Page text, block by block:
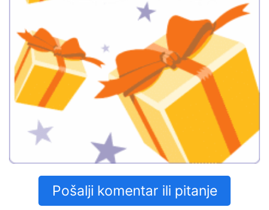
Pošalji komentar ili pitanje